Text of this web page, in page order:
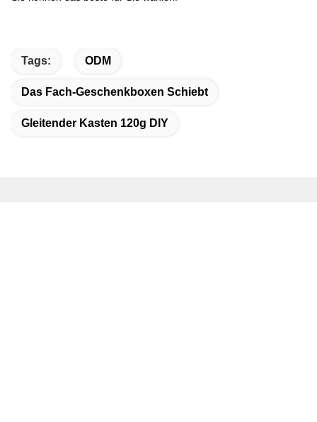
Tags: ODM
Das Fach-Geschenkboxen Schiebt
Gleitender Kasten 120g DIY